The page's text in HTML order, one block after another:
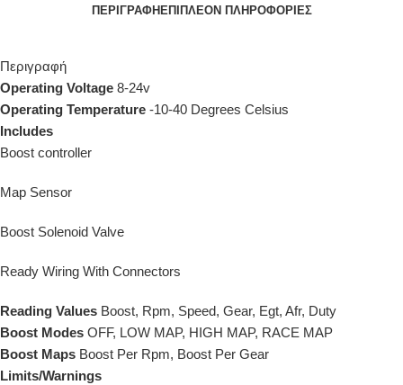
ΠΕΡΙΓΡΑΦΉΕΠΙΠΛΈΟΝ ΠΛΗΡΟΦΟΡΊΕΣ
Περιγραφή
Operating Voltage 8-24v
Operating Temperature -10-40 Degrees Celsius
Includes
Boost controller
Map Sensor
Boost Solenoid Valve
Ready Wiring With Connectors
Reading Values Boost, Rpm, Speed, Gear, Egt, Afr, Duty
Boost Modes OFF, LOW MAP, HIGH MAP, RACE MAP
Boost Maps Boost Per Rpm, Boost Per Gear
Limits/Warnings